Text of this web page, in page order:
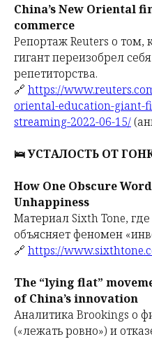
China’s New Oriental
commerce
Репортаж Reuters о том,
гигант переизобрел
репетиторства.
🔗 https://
oriental-education-giant-
streaming-2022-06-15/
🛌 УСТАЛОСТЬ ОТ
How One Obscure
Unhappiness
Материал Sixth Tone,
объясняет феномен
🔗 https://
The “lying flat”
of China’s innovation
Аналитика Brookings о
(«лежать ровно») и